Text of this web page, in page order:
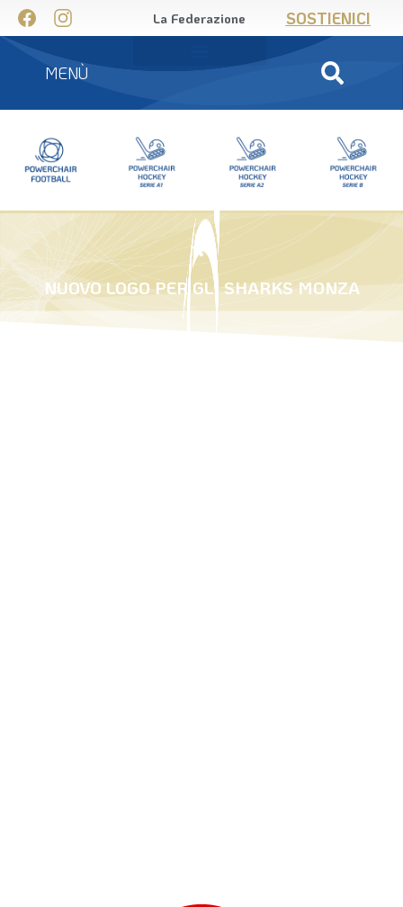
La Federazione SOSTIENICI
MENÙ
NUOVO LOGO PER GLI SHARKS MONZA